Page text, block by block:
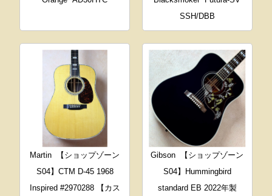
SSH/DBB
Martin
【ショップゾーン
S04】CTM D-45 1968
Inspired #2970288 【カス
Gibson
【ショップゾーン
S04】Hummingbird
standard EB 2022年製